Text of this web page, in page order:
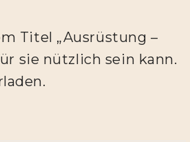
Titel „Ausrüstung –
sie nützlich sein kann.